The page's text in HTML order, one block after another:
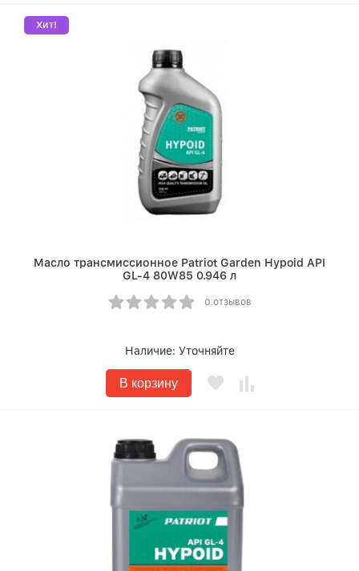
Хит!
Масло трансмиссионное Patriot Garden Hypoid API
GL-4 80W85 0.946 л
0 отзывов
Наличие: Уточняйте
В корзину